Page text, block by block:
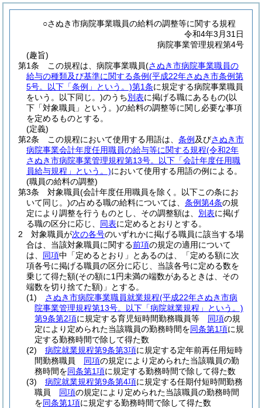
○さぬき市病院事業職員の給料の調整等に関する規程
令和4年3月31日
病院事業管理規程第4号
(趣旨)
第1条
この規程は、病院事業職員(さぬき市病院事業職員の
給与の種類及び基準に関する条例(平成22年さぬき市条例第
5号。以下「条例」という。)第1条に規定する病院事業職員
をいう。以下同じ。)のうち別表に掲げる職にあるもの(以
下「対象職員」という。)の給料の調整等に関し必要な事項
を定めるものとする。
(定義)
第2条
この規程において使用する用語は、 条例 及びさぬき市
病院事業会計年度任用職員の給与等に関する規程(令和2年
さぬき市病院事業管理規程第13号。以下「会計年度任用職
員給与規程」という。)において使用する用語の例による。
(職員の給料の調整)
第3条
対象職員(会計年度任用職員を除く。以下この条にお
いて同じ。)の占める職の給料については、 条例第4条の規
定により調整を行うものとし、その調整額は、 別表に掲げ
る職の区分に応じ、 同表に定めるとおりとする。
2
対象職員が次の各号のいずれかに掲げる職員に該当する場
合は、当該対象職員に関する前項の規定の適用について
は、 同項中「定めるとおり」とあるのは、「定める額に次
項各号に掲げる職員の区分に応じ、当該各号に定める数を
乗じて得た額(その額に1円未満の端数があるときは、その
端数を切り捨てた額) 」とする。
(1)
さぬき市病院事業職員就業規程(平成22年さぬき市病
院事業管理規程第13号。以下「病院就業規程」という。)
第9条第2項に規定する育児短時間勤務職員等 同項の規
定により定められた当該職員の勤務時間を同条第1項に規
定する勤務時間で除して得た数
(2)
病院就業規程第9条第3項に規定する定年前再任用短時
間勤務職員 同項の規定により定められた当該職員の勤
務時間を同条第1項に規定する勤務時間で除して得た数
(3)
病院就業規程第9条第4項に規定する任期付短時間勤務
職員 同項の規定により定められた当該職員の勤務時間
を同条第1項に規定する勤務時間で除して得た数